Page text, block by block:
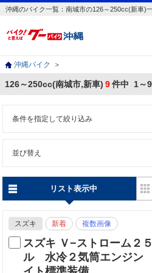
沖縄のバイク一覧：南城市の126～250cc(新車)
沖縄バイク ＞
126～250cc(南城市,新車) 9件中 1～
条件を指定して絞り込み
並び替え
リスト表示中
スズキ 新着 複数画像
スズキ Ｖ−ストローム２
ル 水冷２気筒エンジン